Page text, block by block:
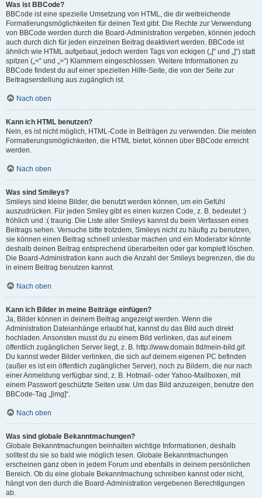
Was ist BBCode?
BBCode ist eine spezielle Umsetzung von HTML, die dir weitreichende
Formatierungsmöglichkeiten für deinen Text gibt. Die Rechte zur Verwendung
von BBCode werden durch die Board-Administration vergeben, können jedoch
auch durch dich für jeden einzelnen Beitrag deaktiviert werden. BBCode ist
ähnlich wie HTML aufgebaut, jedoch werden Tags von eckigen („[“ und „]“) statt
spitzen („<“ und „>“) Klammern eingeschlossen. Weitere Informationen zu
BBCode findest du auf einer speziellen Hilfe-Seite, die von der Seite zur
Beitragserstellung aus zugänglich ist.
Nach oben
Kann ich HTML benutzen?
Nein, es ist nicht möglich, HTML-Code in Beiträgen zu verwenden. Die meisten
Formatierungsmöglichkeiten, die HTML bietet, können über BBCode erreicht
werden.
Nach oben
Was sind Smileys?
Smileys sind kleine Bilder, die benutzt werden können, um ein Gefühl
auszudrücken. Für jeden Smiley gibt es einen kurzen Code, z. B. bedeutet :)
fröhlich und :( traurig. Die Liste aller Smileys kannst du beim Verfassen eines
Beitrags sehen. Versuche bitte trotzdem, Smileys nicht zu häufig zu benutzen,
sie können einen Beitrag schnell unlesbar machen und ein Moderator könnte
deshalb deinen Beitrag entsprechend überarbeiten oder gar komplett löschen.
Die Board-Administration kann auch die Anzahl der Smileys begrenzen, die du
in einem Beitrag benutzen kannst.
Nach oben
Kann ich Bilder in meine Beiträge einfügen?
Ja, Bilder können in deinem Beitrag angezeigt werden. Wenn die
Administration Dateianhänge erlaubt hat, kannst du das Bild auch direkt
hochladen. Ansonsten musst du zu einem Bild verlinken, das auf einem
öffentlich zugänglichen Server liegt, z. B. http://www.domain.tld/mein-bild.gif.
Du kannst weder Bilder verlinken, die sich auf deinem eigenen PC befinden
(außer es ist ein öffentlich zugänglicher Server), noch zu Bildern, die nur nach
einer Anmeldung verfügbar sind, z. B. Hotmail- oder Yahoo-Mailboxen, mit
einem Passwort geschützte Seiten usw. Um das Bild anzuzeigen, benutze den
BBCode-Tag „[img]“.
Nach oben
Was sind globale Bekanntmachungen?
Globale Bekanntmachungen beinhalten wichtige Informationen, deshalb
solltest du sie so bald wie möglich lesen. Globale Bekanntmachungen
erscheinen ganz oben in jedem Forum und ebenfalls in deinem persönlichen
Bereich. Ob du eine globale Bekanntmachung schreiben kannst oder nicht,
hängt von den durch die Board-Administration vergebenen Berechtigungen
ab.